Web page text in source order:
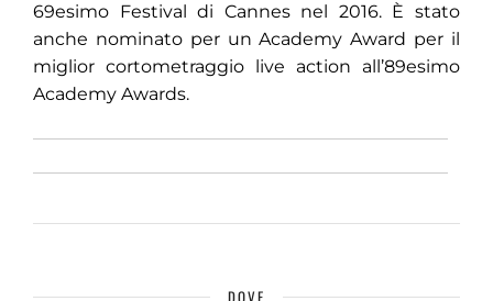
69esimo Festival di Cannes nel 2016. È stato
anche nominato per un Academy Award per il
miglior cortometraggio live action all’89esimo
Academy Awards.
DOVE